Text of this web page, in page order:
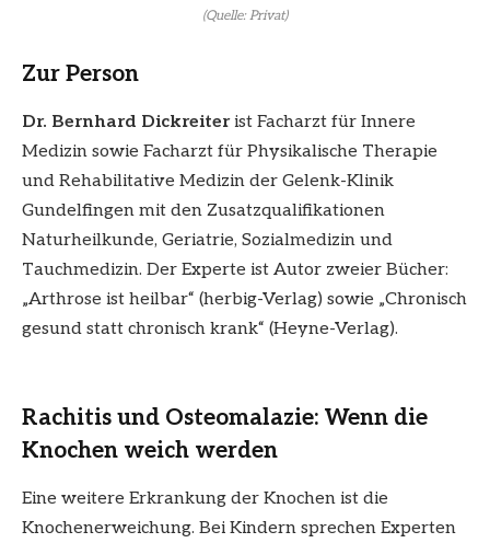
(Quelle: Privat)
Zur Person
Dr. Bernhard Dickreiterist Facharzt für Innere
Medizin sowie Facharzt für Physikalische Therapie
und Rehabilitative Medizin der Gelenk-Klinik
Gundelfingen mit den Zusatzqualifikationen
Naturheilkunde, Geriatrie, Sozialmedizin und
Tauchmedizin. Der Experte ist Autor zweier Bücher:
„Arthrose ist heilbar“ (herbig-Verlag) sowie „Chronisch
gesund statt chronisch krank“ (Heyne-Verlag).
Rachitis und Osteomalazie: Wenn die
Knochen weich werden
Eine weitere Erkrankung der Knochen ist die
Knochenerweichung. Bei Kindern sprechen Experten